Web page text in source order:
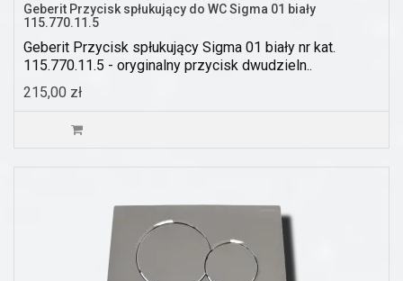
Geberit Przycisk spłukujący do WC Sigma 01 biały
115.770.11.5
Geberit Przycisk spłukujący Sigma 01 biały nr kat.
115.770.11.5 - oryginalny przycisk dwudzieln..
215,00 zł